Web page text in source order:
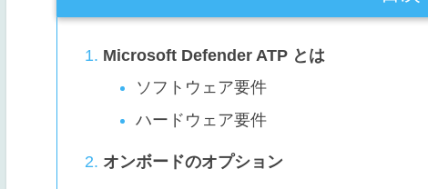
Microsoft Defender ATP とは
ソフトウェア要件
ハードウェア要件
オンボードのオプション